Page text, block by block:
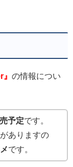
の情報につい
予定です。
ありますの
です。